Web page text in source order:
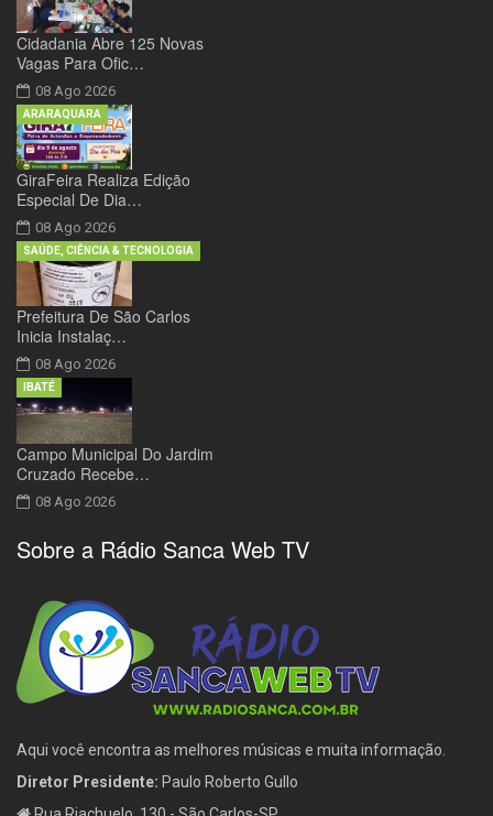
Cidadania Abre 125 Novas
Vagas Para Ofic…
08 Ago 2026
GiraFeira Realiza Edição
Especial De Dia…
08 Ago 2026
ARARAQUARA
Prefeitura De São Carlos
Inicia Instalaç…
08 Ago 2026
SAÚDE, CIÊNCIA & TECNOLOGIA
Campo Municipal Do Jardim
Cruzado Recebe…
08 Ago 2026
IBATÉ
Sobre a Rádio Sanca Web TV
Aqui você encontra as melhores músicas e muita informação.
Diretor Presidente: Paulo Roberto Gullo